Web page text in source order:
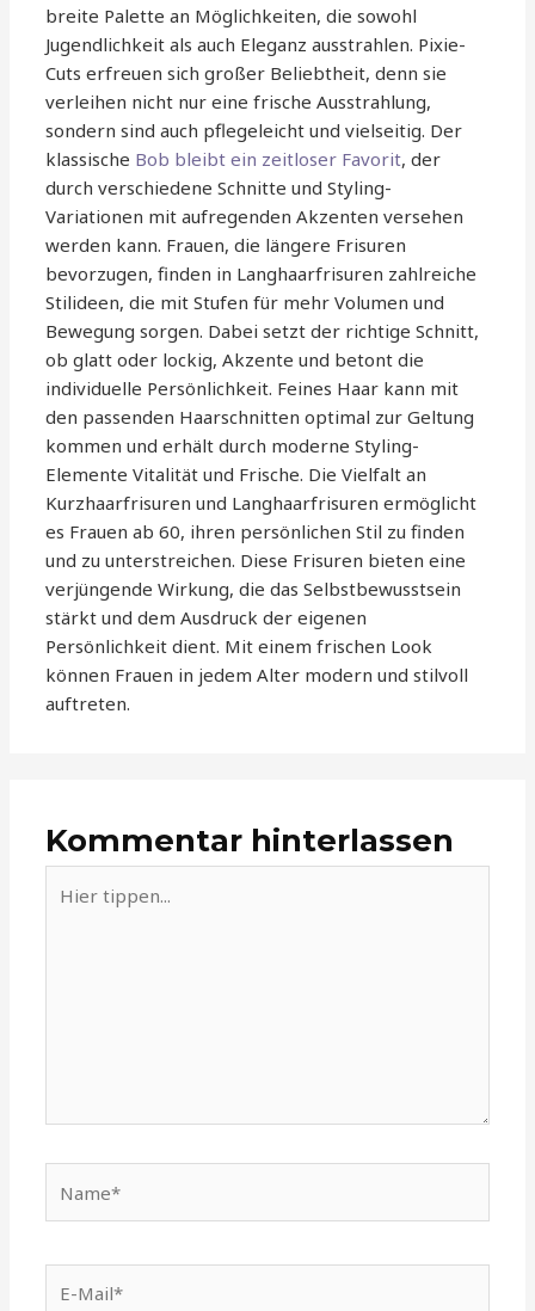
breite Palette an Möglichkeiten, die sowohl
Jugendlichkeit als auch Eleganz ausstrahlen. Pixie-
Cuts erfreuen sich großer Beliebtheit, denn sie
verleihen nicht nur eine frische Ausstrahlung,
sondern sind auch pflegeleicht und vielseitig. Der
klassische Bob bleibt ein zeitloser Favorit, der
durch verschiedene Schnitte und Styling-
Variationen mit aufregenden Akzenten versehen
werden kann. Frauen, die längere Frisuren
bevorzugen, finden in Langhaarfrisuren zahlreiche
Stilideen, die mit Stufen für mehr Volumen und
Bewegung sorgen. Dabei setzt der richtige Schnitt,
ob glatt oder lockig, Akzente und betont die
individuelle Persönlichkeit. Feines Haar kann mit
den passenden Haarschnitten optimal zur Geltung
kommen und erhält durch moderne Styling-
Elemente Vitalität und Frische. Die Vielfalt an
Kurzhaarfrisuren und Langhaarfrisuren ermöglicht
es Frauen ab 60, ihren persönlichen Stil zu finden
und zu unterstreichen. Diese Frisuren bieten eine
verjüngende Wirkung, die das Selbstbewusstsein
stärkt und dem Ausdruck der eigenen
Persönlichkeit dient. Mit einem frischen Look
können Frauen in jedem Alter modern und stilvoll
auftreten.
Kommentar hinterlassen
tippen...